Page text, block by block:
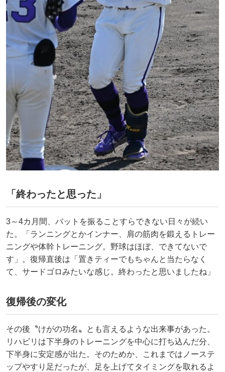
「終わったと思った」
3～4カ月間、バットを振ることすらできない日々が続い
た。「ランニングとかインナー、肩の筋肉を鍛えるトレー
ニングや体幹トレーニング。野球はほぼ、できてないで
す」。復帰直後は「置きティーでもちゃんと当たらなく
て、サードゴロみたいな感じ。終わったと思いましたね」
復帰後の変化
その後〝けがの功名〟とも言えるような出来事があった。
リハビリは下半身のトレーニングを中心に打ち込んだ分、
下半身に安定感が出た。そのためか、これまではノーステ
ップやすり足だったが、足を上げてタイミングを取れるよ